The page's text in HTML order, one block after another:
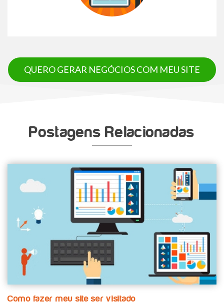
QUERO GERAR NEGÓCIOS COM MEU SITE
Postagens Relacionadas
Como fazer meu site ser visitado